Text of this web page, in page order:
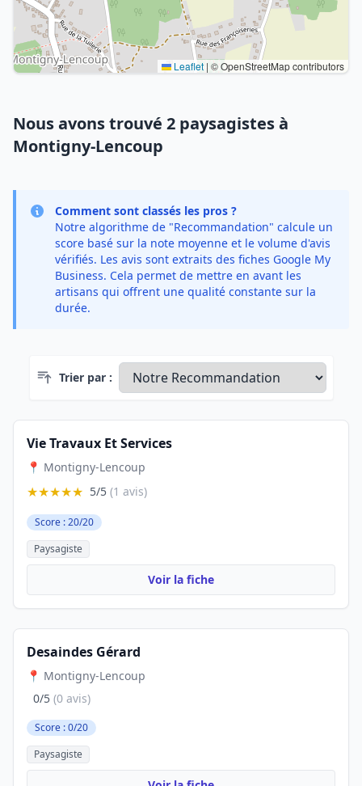
Leaflet | © OpenStreetMap contributors
Nous avons trouvé 2 paysagistes à
Montigny-Lencoup
Comment sont classés les pros ?
Notre algorithme de "Recommandation" calcule un
score basé sur la note moyenne et le volume d'avis
vérifiés. Les avis sont extraits des fiches Google My
Business. Cela permet de mettre en avant les
artisans qui offrent une qualité constante sur la
durée.
Trier par :
Vie Travaux Et Services
📍 Montigny-Lencoup
★★★★★ 5/5 (1 avis)
Score : 20/20
Paysagiste
Voir la fiche
Desaindes Gérard
📍 Montigny-Lencoup
0/5 (0 avis)
Score : 0/20
Paysagiste